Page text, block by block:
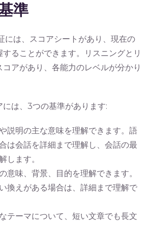
準
には、スコアシートがあり、現在の
ることができます。リスニングとリ
アがあり、各能力のレベルが分かり
には、3つの基準があります:
説明の主な意味を理解できます。語
は会話を詳細まで理解し、会話の最
します。
意味、背景、目的を理解できます。
換えがある場合は、詳細まで理解で
テーマについて、短い文章でも長文